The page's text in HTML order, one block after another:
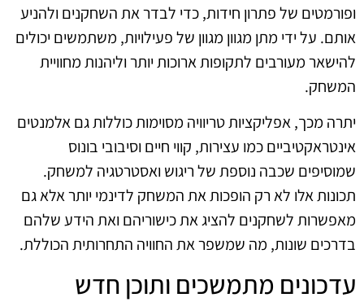
ופורמטים של פתרון חידות, כדי לבדר את השחקנים ולהניע
אותם. על ידי מתן מגוון מגוון של פעילויות, משתמשים יכולים
להישאר מעורבים לתקופות ארוכות יותר וליהנות מחוויית
המשחק.
יתרה מכך, אפליקציות טריוויה מסוימות כוללות גם אלמנטים
אינטראקטיביים כמו עצירות, קווי חיים וסיבובי בונוס
שמוסיפים שכבה נוספת של ריגוש ואסטרטגיה למשחק.
תכונות אלו לא רק הופכות את המשחק לדינמי יותר אלא גם
מאפשרות לשחקנים להציג את כישוריהם ואת הידע שלהם
בדרכים שונות, מה שמשפר את החוויה התחרותית הכוללת.
עדכונים מתמשכים ותוכן חדש